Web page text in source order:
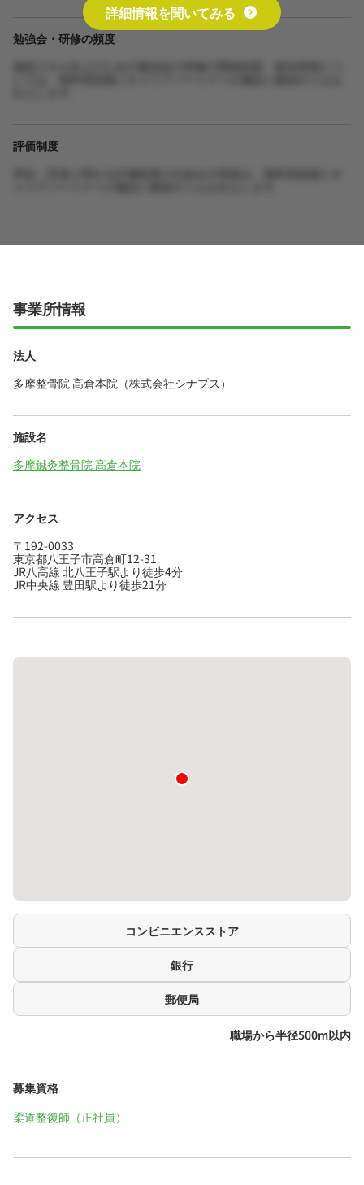
勉強会・研修の頻度
評価制度
詳細情報を聞いてみる
事業所情報
法人
多摩整骨院 高倉本院（株式会社シナプス）
施設名
多摩鍼灸整骨院 高倉本院
アクセス
〒192-0033
東京都八王子市高倉町12-31
JR八高線 北八王子駅より徒歩4分
JR中央線 豊田駅より徒歩21分
コンビニエンスストア
銀行
郵便局
職場から半径500m以内
募集資格
柔道整復師（正社員）